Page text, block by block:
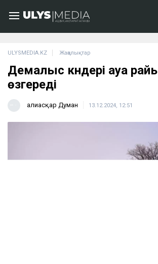
ULYSMEDIA.KZ Жаңалықтар
Демалыс күндері ауа райы
өзгереді
Ғалиасқар Думан 13.12.2024, 12:51